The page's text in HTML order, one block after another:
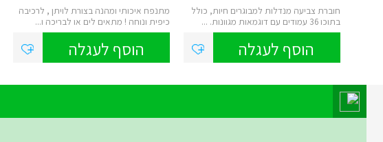
חוברת צביעה מנדלות למבוגרים חיות, כולל
בתוכו 36 עמודים עם דוגמאות מגוונות. ...
הוסף לעגלה
מתנפח איכותי ומהנה בצורת לויתן , לרכיבה
כיפית ונוחה ! מתאים לים או לבריכה ו...
הוסף לעגלה